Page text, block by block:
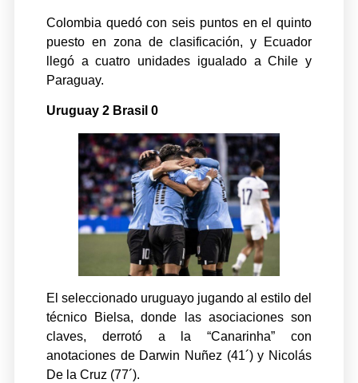
Colombia quedó con seis puntos en el quinto
puesto en zona de clasificación, y Ecuador
llegó a cuatro unidades igualado a Chile y
Paraguay.
Uruguay 2 Brasil 0
El seleccionado uruguayo jugando al estilo del
técnico Bielsa, donde las asociaciones son
claves, derrotó a la “Canarinha” con
anotaciones de Darwin Nuñez (41´) y Nicolás
De la Cruz (77´).